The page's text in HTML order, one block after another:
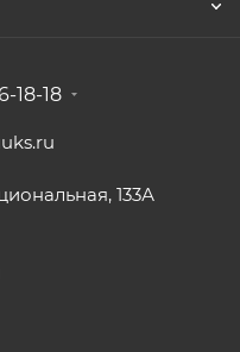
18-18
133А